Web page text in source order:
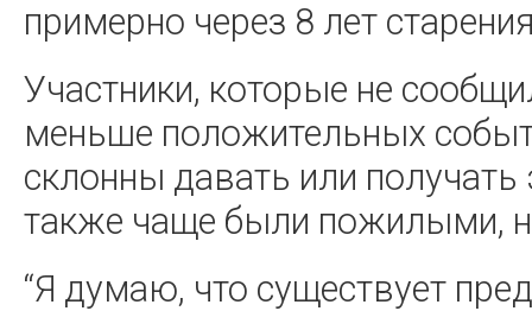
примерно через 8 лет
Участники, которые не
меньше положительных
склонны давать или
также чаще были пожилыми,
“Я думаю, что существует